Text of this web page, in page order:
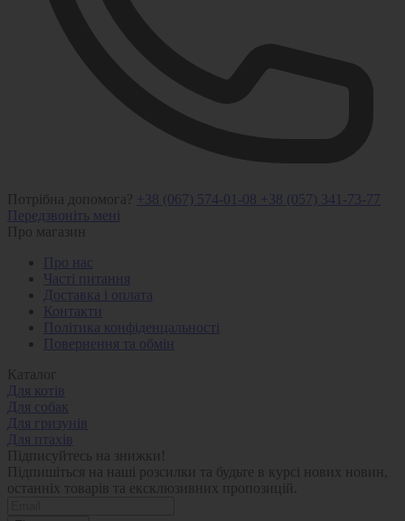
Потрібна допомога? +38 (067) 574-01-08 +38 (057) 341-73-77
Передзвоніть мені
Про магазин
Про нас
Часті питання
Доставка і оплата
Контакти
Політика конфіденцальності
Повернення та обмін
Каталог
Для котів
Для собак
Для гризунів
Для птахів
Підписуйтесь на знижки!
Підпишіться на наші розсилки та будьте в курсі нових новин,
останніх товарів та ексклюзивних пропозицій.